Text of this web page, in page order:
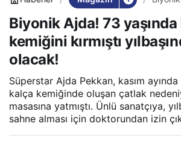
olacak!
Biyonik Ajda! 73
kemiğini kırmıştı
olacak!
Süperstar Ajda Pekkan, kasım
kalça kemiğinde oluşan çatlak
masasına yatmıştı. Ünlü sanatçıya,
sahne alması için doktorundan izin